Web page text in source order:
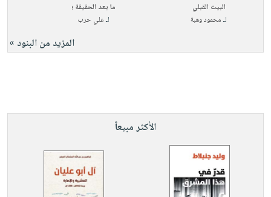
البيت القبلي
لـمحمود وهبة
ما بعد الحقيقة ؛
لـعلي حرب
المزيد من البنود »
الأكثر مبيعاً